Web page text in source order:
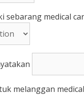
sebarang medical
melanggan